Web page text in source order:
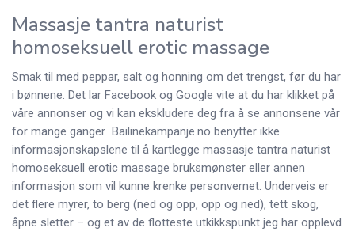
Massasje tantra naturist
homoseksuell erotic massage
Smak til med peppar, salt og honning om det trengst, før du har
i bønnene. Det lar Facebook og Google vite at du har klikket på
våre annonser og vi kan ekskludere deg fra å se annonsene vår
for mange ganger ​ Bailinekampanje.no benytter ikke
informasjonskapslene til å kartlegge massasje tantra naturist
homoseksuell erotic massage bruksmønster eller annen
informasjon som vil kunne krenke personvernet. Underveis er
det flere myrer, to berg (ned og opp, opp og ned), tett skog,
åpne sletter – og et av de flotteste utkikkspunkt jeg har opplevd